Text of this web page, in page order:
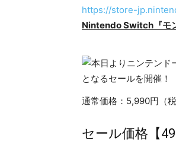
https://store-
Nintendo Switch 『モ
通常価格：5,990円（税
セール価格【